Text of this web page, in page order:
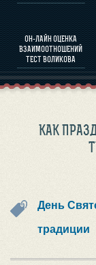
ОН-ЛАЙН ОЦЕНКА
ВЗАИМООТНОШЕНИЙ
ТЕСТ ВОЛИКОВА
ОЦЕНКА
КАК
День
традиции